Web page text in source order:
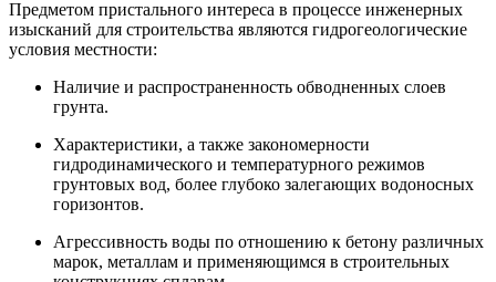
Предметом пристального интереса в процессе инженерных
изысканий для строительства являются гидрогеологические
условия местности:
Наличие и распространенность обводненных слоев
грунта.
Характеристики, а также закономерности
гидродинамического и температурного режимов
грунтовых вод, более глубоко залегающих водоносных
горизонтов.
Агрессивность воды по отношению к бетону различных
марок, металлам и применяющимся в строительных